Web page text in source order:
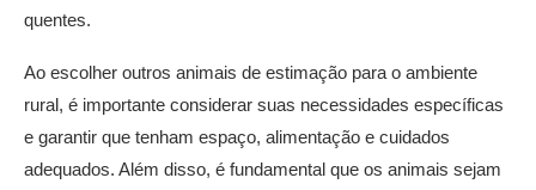
quentes.
Ao escolher outros animais de estimação para o ambiente
rural, é importante considerar suas necessidades específicas
e garantir que tenham espaço, alimentação e cuidados
adequados. Além disso, é fundamental que os animais sejam